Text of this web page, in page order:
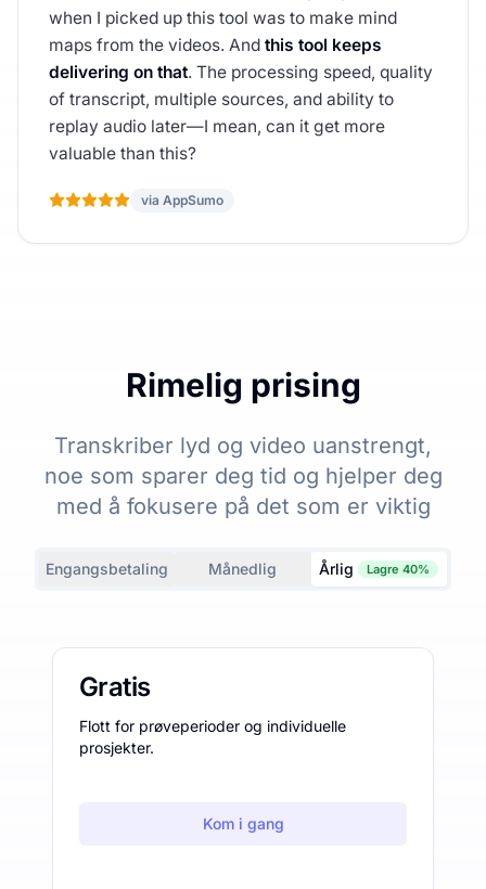
when I picked up this tool was to make mind
maps from the videos. And this tool keeps
delivering on that. The processing speed, quality
of transcript, multiple sources, and ability to
replay audio later—I mean, can it get more
valuable than this?
via AppSumo
Rimelig prising
Transkriber lyd og video uanstrengt,
noe som sparer deg tid og hjelper deg
med å fokusere på det som er viktig
Engangsbetaling Månedlig Årlig Lagre 40%
Gratis
Flott for prøveperioder og individuelle
prosjekter.
Kom i gang